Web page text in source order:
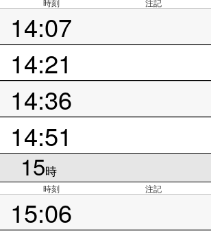
時刻 注記
14:07
14:21
14:36
14:51
15時
時刻 注記
15:06